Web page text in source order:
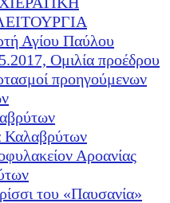
Αγίου Παύλου
Ομιλία προέδρου
προηγούμενων
Καλαβρύτων
Αροανίας
του «Παυσανία»